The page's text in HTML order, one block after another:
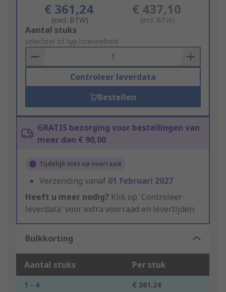
€ 361,24
(excl. BTW)
€ 437,10
(incl. BTW)
Add
to
Basket
Aantal stuks
selecteer of typ hoeveelheid
Controleer leverdata
Bestellen
GRATIS bezorging voor bestellingen van
meer dan € 90,00
Tijdelijk niet op voorraad
Verzending vanaf 01 februari 2027
Heeft u meer nodig? Klik op 'Controleer
leverdata' voor extra voorraad en levertijden.
Bulkkorting
Aantal stuks Per stuk
1 - 4
€ 361,24